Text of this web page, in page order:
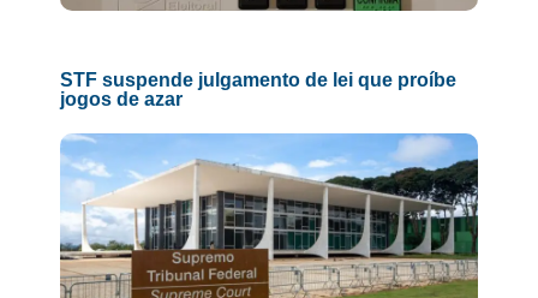
STF suspende julgamento de lei que proíbe
jogos de azar